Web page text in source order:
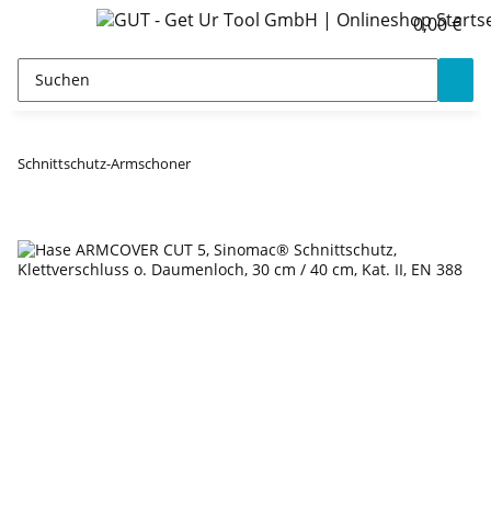
0,00 €
Schnittschutz-Armschoner